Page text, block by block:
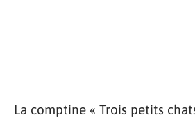
La comptine « Trois petits